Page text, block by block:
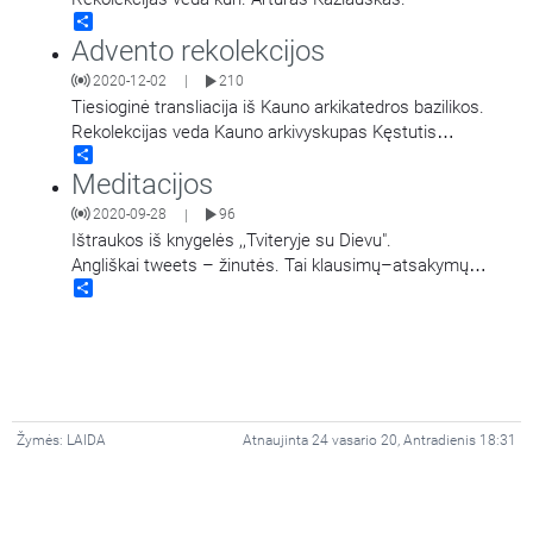
Advento rekolekcijos
2020-12-02 210
Tiesioginė transliacija iš Kauno arkikatedros bazilikos.
Rekolekcijas veda Kauno arkivyskupas Kęstutis
Kėvalas.
Meditacijos
2020-09-28 | 96
Ištraukos iš knygelės ,,Tviteryje su Dievu".
Angliškai tweets – žinutės. Tai klausimų–atsakymų
forma parengtas sąvadas apie krikščionišką
Žymės: LAIDA Atnaujinta 24 vasario 20, Antradienis 18:31